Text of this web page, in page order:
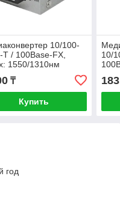
10/100-
T / 100Base-FX,
1550/1310нм
₸
Купить
10/
год